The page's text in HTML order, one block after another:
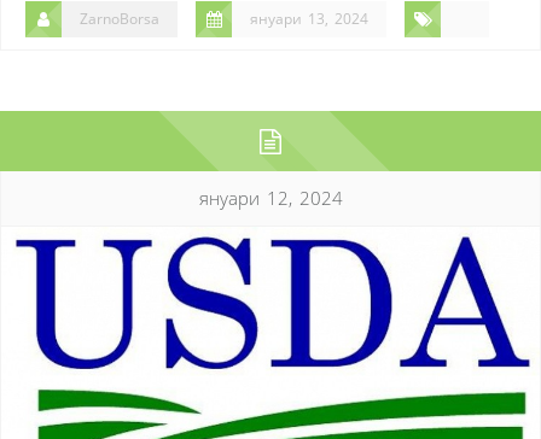
ZarnoBorsa януари 13, 2024
януари 12, 2024